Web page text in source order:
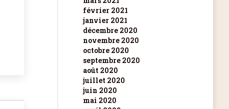
février 2021
janvier 2021
décembre 2020
novembre 2020
octobre 2020
septembre 2020
août 2020
juillet 2020
juin 2020
mai 2020